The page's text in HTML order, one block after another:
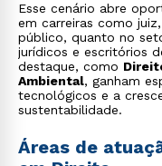
Esse cenário abre
em carreiras como
público, quanto no
jurídicos e escritórios
destaque, como
Ambiental, ganham
tecnológicos e a
sustentabilidade.
Áreas de